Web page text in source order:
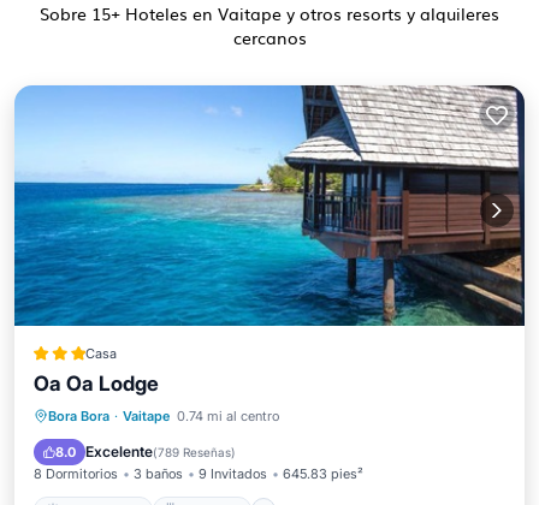
Sobre 15+ Hoteles en Vaitape y otros resorts y alquileres
cercanos
Casa
Oa Oa Lodge
Bora Bora · Vaitape 0.74 mi al centro
8.0 Excelente(789 Reseñas)
8 Dormitorios 3 baños 9 Invitados 645.83 pies²
Frente al mar
Desayuno
Aparcamiento